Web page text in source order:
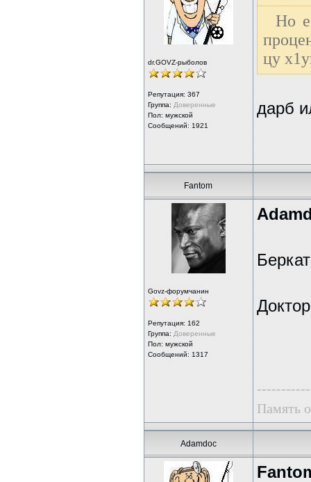
dr.GOVZ-рыболов
Репутация: 367
Группа: Доверенные
Пол: мужской
Сообщений: 1921
Но
цу
дарб
Fantom
Govz-форумчанин
Репутация: 162
Группа: Доверенные
Пол: мужской
Сообщений: 1317
Память
Adamdoc